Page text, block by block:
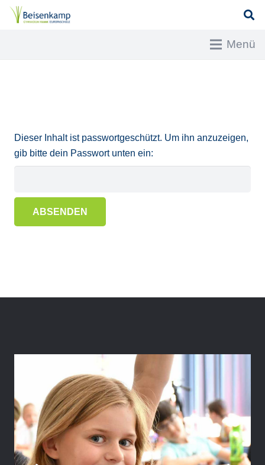
Menü
Dieser Inhalt ist passwortgeschützt. Um ihn anzuzeigen,
gib bitte dein Passwort unten ein: